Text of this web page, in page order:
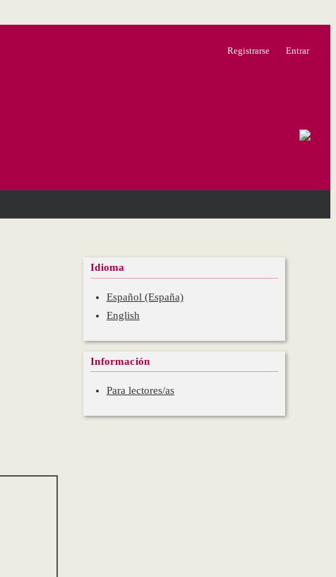
Registrarse Entrar
Idioma
Español (España)
English
Información
Para lectores/as